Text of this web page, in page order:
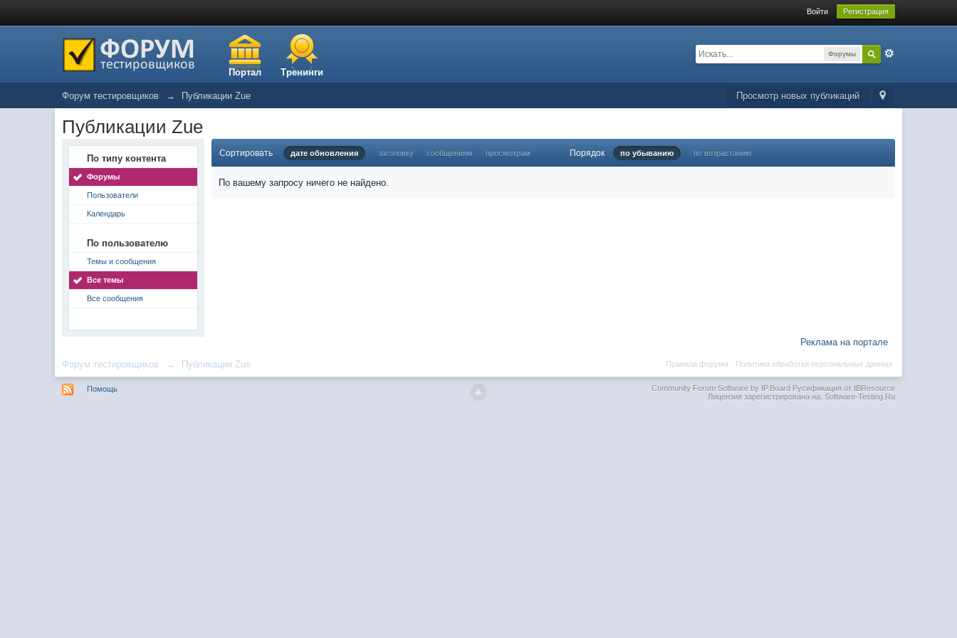
Войти Регистрация
Портал Тренинги
Форумы
Просмотр новых публикаций
Форум тестировщиков → Публикации Zue
Публикации Zue
По типу контента
Форумы
Пользователи
Календарь
По пользователю
Темы и сообщения
Все темы
Все сообщения
Сортировать дате обновления заголовку сообщениям просмотрам Порядок по убыванию по возрастанию
По вашему запросу ничего не найдено.
Реклама на портале
Форум тестировщиков → Публикации Zue Политика обработки персональных данных
Правила форума ·
Помощь Community Forum Software by IP.BoardРусификация от IBResource
Лицензия зарегистрирована на: Software-Testing.Ru